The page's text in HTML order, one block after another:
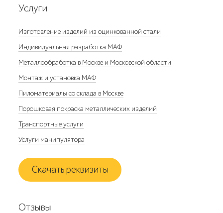
Услуги
Изготовление изделий из оцинкованной стали
Индивидуальная разработка МАФ
Металлообработка в Москве и Московской области
Монтаж и установка МАФ
Пиломатериалы со склада в Москве
Порошковая покраска металлических изделий
Транспортные услуги
Услуги манипулятора
Скачать реквизиты
Отзывы